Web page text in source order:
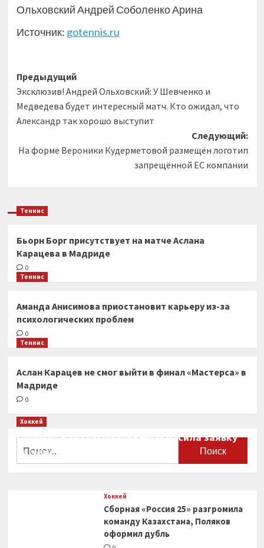
Ольховский Андрей Соболенко Арина
Источник: gotennis.ru
Навигация
записи
Предыдущий
Эксклюзив! Андрей Ольховский: У Шевченко и
Медведева будет интересный матч. Кто ожидал, что
Александр так хорошо выступит
Следующий:
На форме Вероники Кудерметовой размещён логотип
запрещённой ЕС компании
Теннис
Бьорн Борг присутствует на матче Аслана
Карацева в Мадриде
0
Теннис
Аманда Анисимова приостановит карьеру из-за
психологических проблем
0
Теннис
Аслан Карацев не смог выйти в финал «Мастерса» в
Мадриде
0
Хоккей
Сборная Канады по хоккею огласила заявку
на чемпионат мира
Хоккей
Сборная «Россия 25» разгромила
команду Казахстана, Поляков
оформил дубль